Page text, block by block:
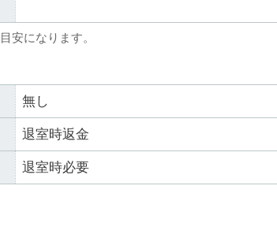
安になります。
無し
退室時返金
退室時必要